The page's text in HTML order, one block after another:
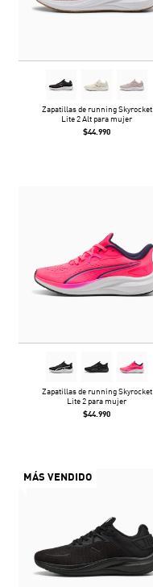
Zapatillas de running Skyrocket
Lite 2 Alt para mujer
$44.990
Zapatillas de running Skyrocket
Lite 2 para mujer
$44.990
MÁS VENDIDO